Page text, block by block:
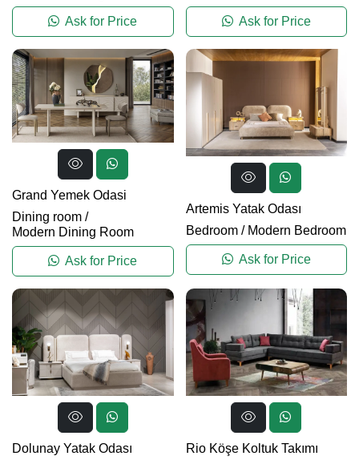
Ask for Price Ask for Price
Grand Yemek Odasi
Dining room /
Modern Dining Room
Ask for Price
Artemis Yatak Odası
Bedroom/ Modern Bedroom
Ask for Price
Dolunay Yatak Odası
Rio Köşe Koltuk Takımı